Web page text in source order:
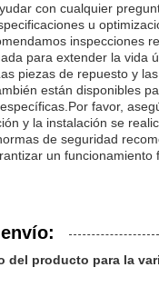
con cualquier
u
inspecciones
para extender la vida
piezas de repuesto y
están disponibles
favor,
y la instalación se
de seguridad
un funcionamiento
del producto para la